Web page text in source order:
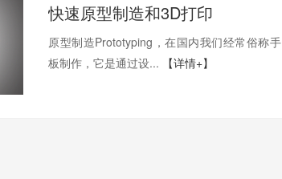
快速原型制造和3D打印
原型制造Prototyping，在国内我们经常俗称手
板制作，它是通过设...
【详情+】